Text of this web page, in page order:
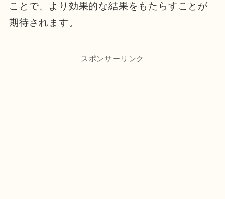
ことで、より効果的な結果をもたらすことが
期待されます。
スポンサーリンク